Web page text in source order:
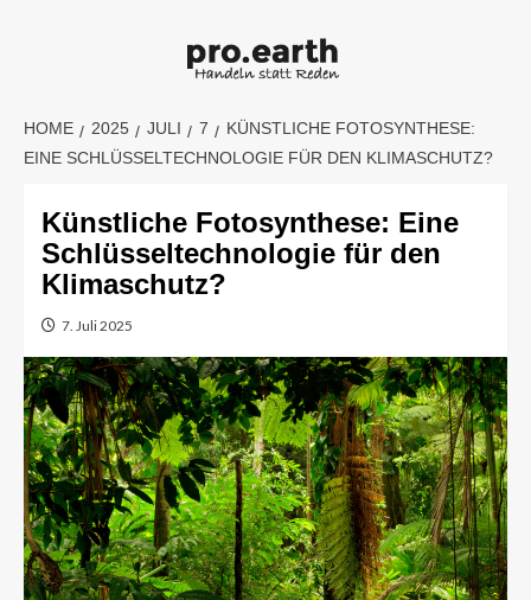
HOME 2025 JULI 7
KÜNSTLICHE FOTOSYNTHESE:
EINE SCHLÜSSELTECHNOLOGIE FÜR DEN KLIMASCHUTZ?
Künstliche Fotosynthese: Eine
Schlüsseltechnologie für den
Klimaschutz?
7. Juli 2025